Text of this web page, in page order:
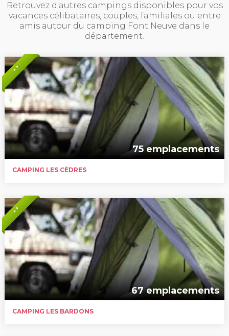
Retrouvez d'autres campings disponibles pour vos
vacances célibataires, couples, familiales ou entre
amis autour du camping Font Neuve dans le
département.
* *
75 emplacements
CAMPING LES CÈDRES
* *
67 emplacements
CAMPING LES BARDONS